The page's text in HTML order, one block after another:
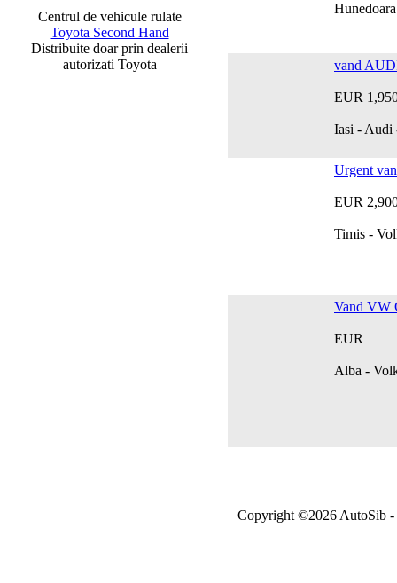
Centrul de vehicule rulate
Toyota Second Hand
Distribuite doar prin dealerii
autorizati Toyota
vand
EUR
Iasi -
Urgent
EUR
Timis -
Vand VW
EUR
Alba -
Copyright ©2026 AutoSib -